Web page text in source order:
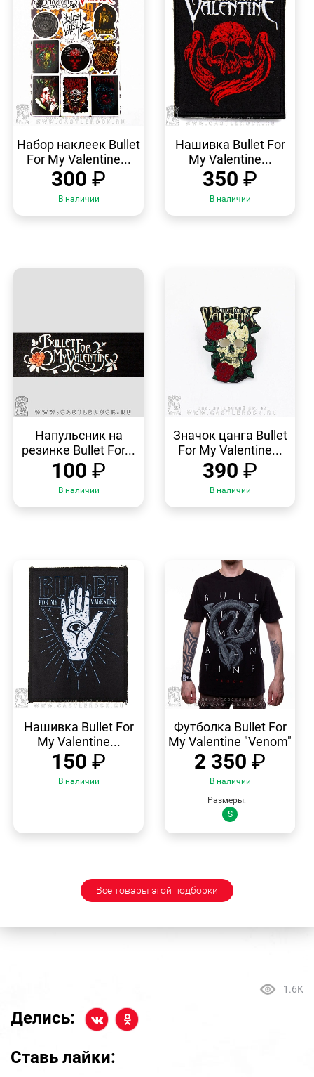
ПРОСМОТР
Набор наклеек Bullet
For My Valentine...
300 ₽
В наличии
ПРОСМОТР
Нашивка Bullet For
My Valentine...
350 ₽
В наличии
ПРОСМОТР
Напульсник на
резинке Bullet For...
100 ₽
В наличии
ПРОСМОТР
Значок цанга Bullet
For My Valentine...
390 ₽
В наличии
ПРОСМОТР
Нашивка Bullet For
My Valentine...
150 ₽
В наличии
ПРОСМОТР
Футболка Bullet For
My Valentine "Venom"
2 350 ₽
В наличии
Размеры:
S
Все товары этой подборки
1.6K
Делись:
Ставь лайки: